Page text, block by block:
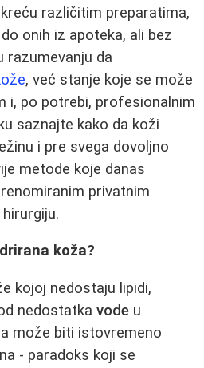
različitim preparatima,
onih iz apoteka, ali bez
razumevanju da
, već stanje koje se može
i, po potrebi, profesionalnim
saznajte kako da koži
i pre svega dovoljno
metode koje danas
privatnim
koža?
kojoj nedostaju lipidi,
nedostatka vode u
može biti istovremeno
- paradoks koji se